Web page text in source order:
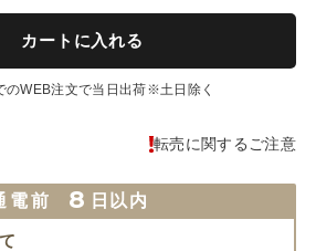
カートに入れる
のWEB注文で当日出荷※土日除く
転売に関するご注意
電前 8 日以内